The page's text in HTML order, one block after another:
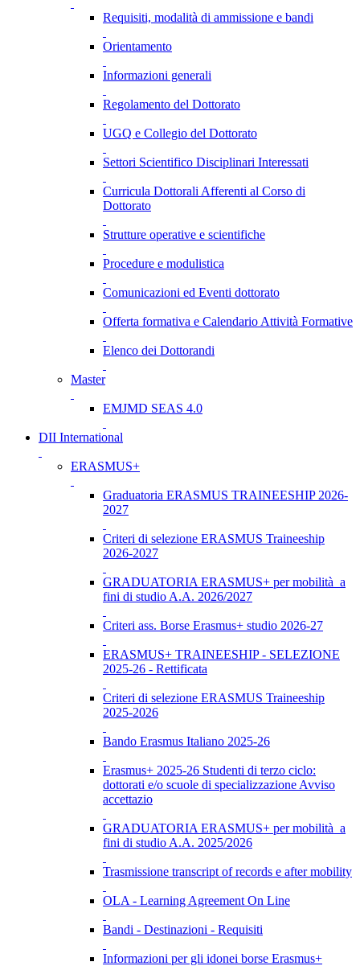
Requisiti, modalità di ammissione e bandi
Orientamento
Informazioni generali
Regolamento del Dottorato
UGQ e Collegio del Dottorato
Settori Scientifico Disciplinari Interessati
Curricula Dottorali Afferenti al Corso di
Dottorato
Strutture operative e scientifiche
Procedure e modulistica
Comunicazioni ed Eventi dottorato
Offerta formativa e Calendario Attività Formative
Elenco dei Dottorandi
Master
EMJMD SEAS 4.0
DII International
ERASMUS+
Graduatoria ERASMUS TRAINEESHIP 2026-
2027
Criteri di selezione ERASMUS Traineeship
2026-2027
GRADUATORIA ERASMUS+ per mobilità a
fini di studio A.A. 2026/2027
Criteri ass. Borse Erasmus+ studio 2026-27
ERASMUS+ TRAINEESHIP - SELEZIONE
2025-26 - Rettificata
Criteri di selezione ERASMUS Traineeship
2025-2026
Bando Erasmus Italiano 2025-26
Erasmus+ 2025-26 Studenti di terzo ciclo:
dottorati e/o scuole di specializzazione Avviso
accettazio
GRADUATORIA ERASMUS+ per mobilità a
fini di studio A.A. 2025/2026
Trasmissione transcript of records e after mobility
OLA - Learning Agreement On Line
Bandi - Destinazioni - Requisiti
Informazioni per gli idonei borse Erasmus+